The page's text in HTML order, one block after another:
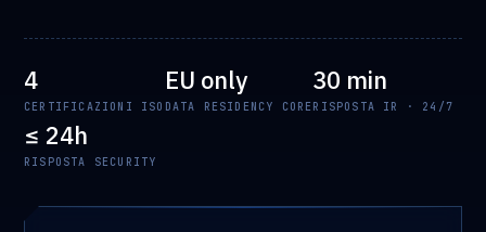
4
CERTIFICAZIONI ISO
EU only
DATA RESIDENCY CORE
30 min
RISPOSTA IR · 24/7
≤ 24h
RISPOSTA SECURITY